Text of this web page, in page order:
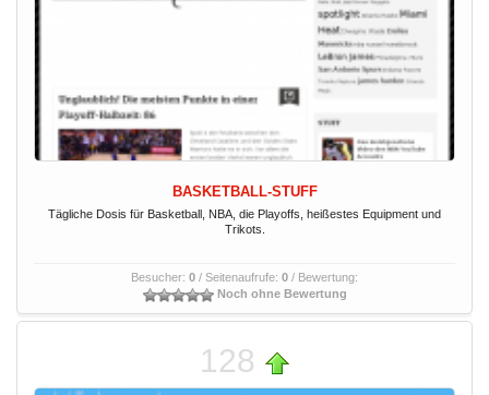
BASKETBALL-STUFF
Tägliche Dosis für Basketball, NBA, die Playoffs, heißestes Equipment und
Trikots.
Besucher: 0 / Seitenaufrufe: 0 / Bewertung:
Noch ohne Bewertung
128